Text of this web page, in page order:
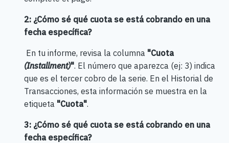
2: ¿Cómo sé qué cuota se está cobrando en una
fecha específica?
En tu informe, revisa la columna "Cuota
(Installment)". El número que aparezca (ej: 3) indica
que es el tercer cobro de la serie. En el Historial de
Transacciones, esta información se muestra en la
etiqueta "Cuota".
3: ¿Cómo sé qué cuota se está cobrando en una
fecha específica?